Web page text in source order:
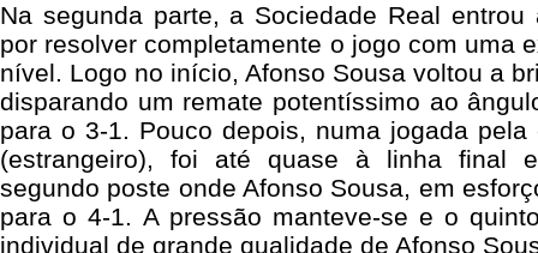
Na segunda parte, a Sociedade Real
por resolver completamente o jogo com uma
nível. Logo no início, Afonso Sousa voltou a
disparando um remate potentíssimo ao
para o 3-1. Pouco depois, numa jogada
(estrangeiro), foi até quase à linha final
segundo poste onde Afonso Sousa, em
para o 4-1. A pressão manteve-se e o
individual de grande qualidade de Afonso